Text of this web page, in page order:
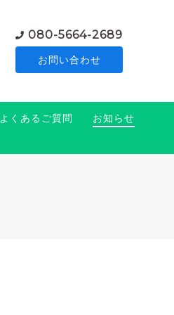
080-5664-2689
お問い合わせ
よくあるご質問
お知らせ